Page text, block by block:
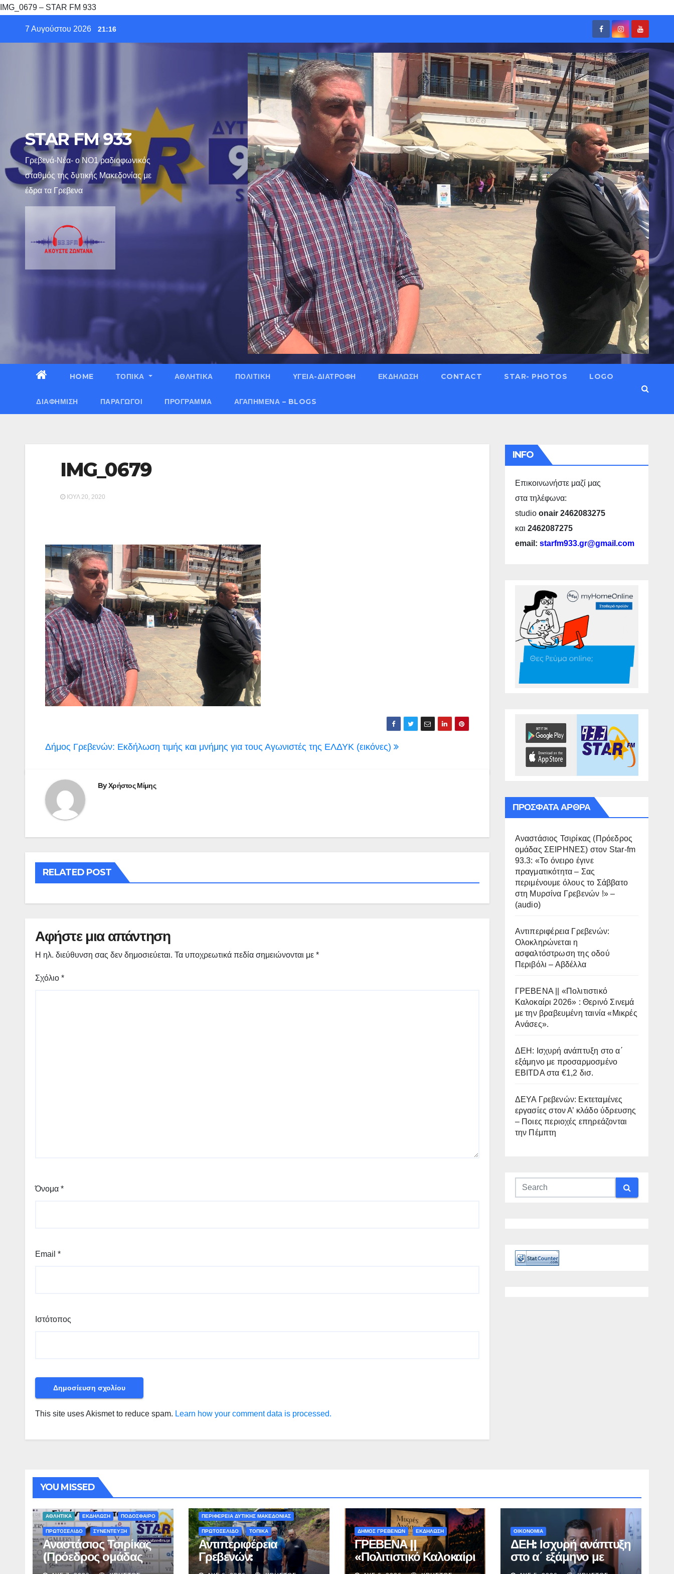
IMG_0679 – STAR FM 933
7 Αυγούστου 2026 21:16
STAR FM 933
Γρεβενά-Νέα- ο ΝΟ1 ραδιοφωνικός
σταθμός της δυτικής Μακεδονίας με
έδρα τα Γρεβενα
HOME ΤΟΠΙΚΑ ΑΘΛΗΤΙΚΑ ΠΟΛΙΤΙΚΗ ΥΓΕΙΑ-ΔΙΑΤΡΟΦΗ ΕΚΔΗΛΩΣΗ CONTACT STAR- PHOTOS LOGO
ΔΙΑΦΉΜΙΣΗ ΠΑΡΑΓΩΓΟΊ ΠΡΌΓΡΑΜΜΑ ΑΓΑΠΗΜΈΝΑ – BLOGS
IMG_0679
ΙΟΎΛ 20, 2020
Πλοήγηση
Δήμος Γρεβενών: Εκδήλωση τιμής και μνήμης για τους Αγωνιστές της ΕΛΔΥΚ (εικόνες)
ByΧρήστος Μίμης
RELATED POST
Αφήστε μια απάντηση
Η ηλ. διεύθυνση σας δεν δημοσιεύεται. Τα υποχρεωτικά πεδία σημειώνονται με *
Σχόλιο *
Όνομα *
Email *
Ιστότοπος
This site uses Akismet to reduce spam. Learn how your comment data is processed.
INFO
Επικοινωνήστε μαζί μας
στα τηλέφωνα:
studio onair 2462083275
και 2462087275
email: starfm933.gr@gmail.com
ΠΡΌΣΦΑΤΑ ΆΡΘΡΑ
Αναστάσιος Τσιρίκας (Πρόεδρος
ομάδας ΣΕΙΡΗΝΕΣ) στον Star-fm
93.3: «Το όνειρο έγινε
πραγματικότητα – Σας
περιμένουμε όλους το Σάββατο
στη Μυρσίνα Γρεβενών !» –
(audio)
Αντιπεριφέρεια Γρεβενών:
Ολοκληρώνεται η
ασφαλτόστρωση της οδού
Περιβόλι – Αβδέλλα
ΓΡΕΒΕΝΑ || «Πολιτιστικό
Καλοκαίρι 2026» : Θερινό Σινεμά
με την βραβευμένη ταινία «Μικρές
Ανάσες».
ΔΕΗ: Ισχυρή ανάπτυξη στο α΄
εξάμηνο με προσαρμοσμένο
EBITDA στα €1,2 δισ.
ΔΕΥΑ Γρεβενών: Εκτεταμένες
εργασίες στον Α’ κλάδο ύδρευσης
– Ποιες περιοχές επηρεάζονται
την Πέμπτη
YOU MISSED
ΑΘΛΗΤΙΚΑ ΕΚΔΗΛΩΣΗ ΠΟΔΟΣΦΑΙΡΟ
ΠΡΩΤΟΣΕΛΙΔΟ ΣΥΝΕΝΤΕΥΞΗ
Αναστάσιος Τσιρίκας
(Πρόεδρος ομάδας
ΣΕΙΡΗΝΕΣ) στον Star-
ΠΕΡΙΦΕΡΕΙΑ ΔΥΤΙΚΗΣ ΜΑΚΕΔΟΝΙΑΣ
ΠΡΩΤΟΣΕΛΙΔΟ ΤΟΠΙΚΑ
Αντιπεριφέρεια
Γρεβενών:
Ολοκληρώνεται η
ΔΗΜΟΣ ΓΡΕΒΕΝΩΝ ΕΚΔΗΛΩΣΗ
ΓΡΕΒΕΝΑ ||
«Πολιτιστικό Καλοκαίρι
2026» : Θερινό Σινεμά
ΟΙΚΟΝΟΜΙΑ
ΔΕΗ: Ισχυρή ανάπτυξη
στο α΄ εξάμηνο με
προσαρμοσμένο